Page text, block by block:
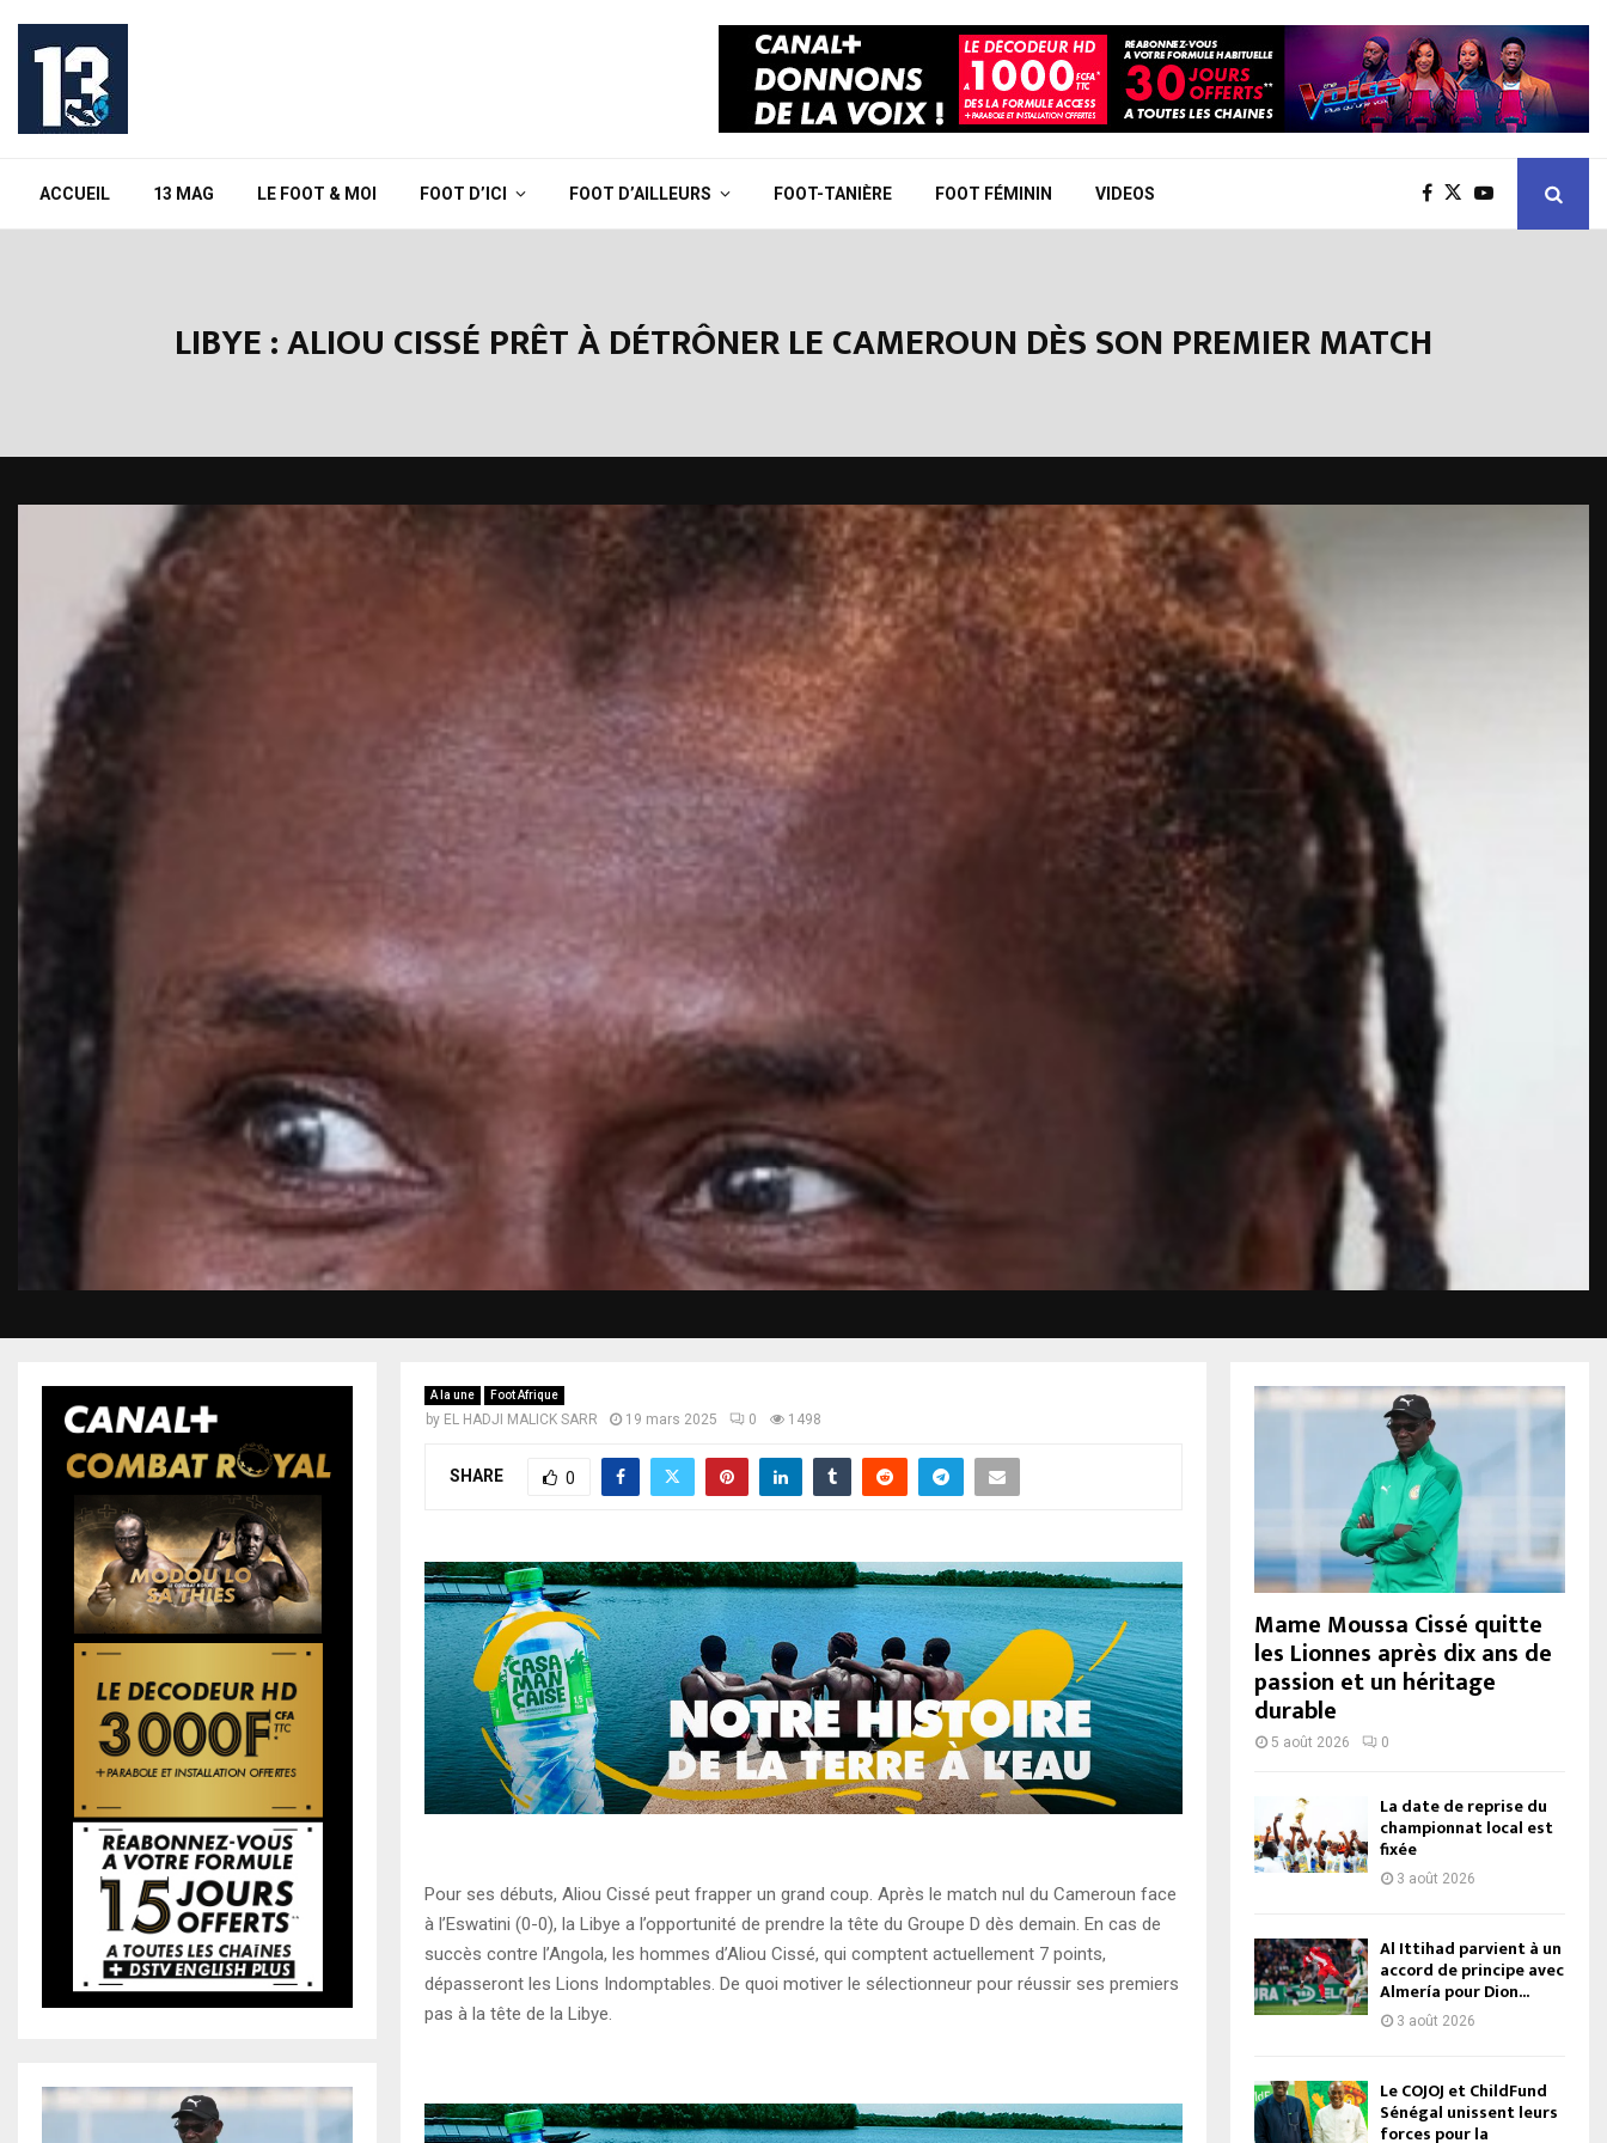
ACCUEIL 13 MAG LE FOOT & MOI FOOT D’ICI FOOT D’AILLEURS FOOT-TANIÈRE FOOT FÉMININ VIDEOS
LIBYE : ALIOU CISSÉ PRÊT À DÉTRÔNER LE CAMEROUN DÈS SON PREMIER MATCH
A la une Foot Afrique
by EL HADJI MALICK SARR 19 mars 2025 0 1498
SHARE 0
Pour ses débuts, Aliou Cissé peut frapper un grand coup. Après le match nul du Cameroun face
à l’Eswatini (0-0), la Libye a l’opportunité de prendre la tête du Groupe D dès demain. En cas de
succès contre l’Angola, les hommes d’Aliou Cissé, qui comptent actuellement 7 points,
dépasseront les Lions Indomptables. De quoi motiver le sélectionneur pour réussir ses premiers
pas à la tête de la Libye.
Mame Moussa Cissé quitte
les Lionnes après dix ans de
passion et un héritage
durable
5 août 2026 0
La date de reprise du
championnat local est
fixée
3 août 2026
Al Ittihad parvient à un
accord de principe avec
Almería pour Dion...
3 août 2026
Le COJOJ et ChildFund
Sénégal unissent leurs
forces pour la